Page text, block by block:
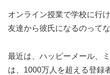
オンライン授業で学校に行
友達から彼氏になるのって
最近は、ハッピーメール、
は、1000万人を超える登録